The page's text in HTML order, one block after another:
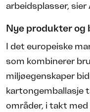
arbeidsplasser, sier
Nye produkter og
I det europeiske
som kombinerer
miljøegenskaper
kartongemballasje
områder, i takt